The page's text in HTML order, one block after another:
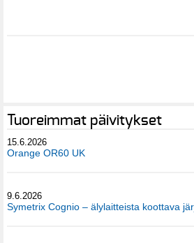
Tuoreimmat päivitykset
15.6.2026
Orange OR60 UK
9.6.2026
Symetrix Cognio – älylaitteista koottava